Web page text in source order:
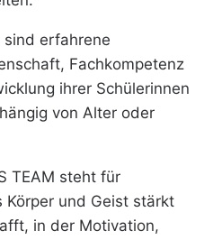
sind erfahrene
Fachkompetenz
ihrer Schülerinnen
von Alter oder
TEAM steht für
Körper und Geist stärkt
in der Motivation,